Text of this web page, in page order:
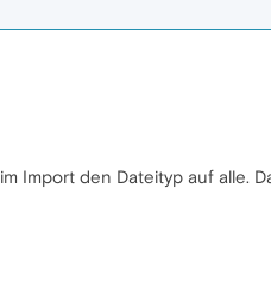
Import den Dateityp auf alle.